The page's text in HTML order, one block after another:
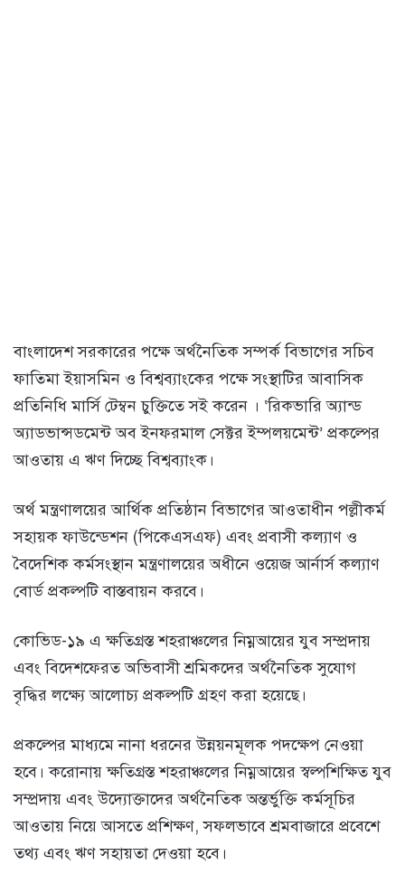
বাংলাদেশ সরকারের পক্ষে অর্থনৈতিক সম্পর্ক বিভাগের সচিব
ফাতিমা ইয়াসমিন ও বিশ্বব্যাংকের পক্ষে সংস্থাটির আবাসিক
প্রতিনিধি মার্সি টেম্বন চুক্তিতে সই করেন । ‘রিকভারি অ্যান্ড
অ্যাডভান্সডমেন্ট অব ইনফরমাল সেক্টর ইম্পলয়মেন্ট’ প্রকল্পের
আওতায় এ ঋণ দিচ্ছে বিশ্বব্যাংক।
অর্থ মন্ত্রণালয়ের আর্থিক প্রতিষ্ঠান বিভাগের আওতাধীন পল্লীকর্ম
সহায়ক ফাউন্ডেশন (পিকেএসএফ) এবং প্রবাসী কল্যাণ ও
বৈদেশিক কর্মসংস্থান মন্ত্রণালয়ের অধীনে ওয়েজ আর্নার্স কল্যাণ
বোর্ড প্রকল্পটি বাস্তবায়ন করবে।
কোভিড-১৯ এ ক্ষতিগ্রস্ত শহরাঞ্চলের নিম্নআয়ের যুব সম্প্রদায়
এবং বিদেশফেরত অভিবাসী শ্রমিকদের অর্থনৈতিক সুযোগ
বৃদ্ধির লক্ষ্যে আলোচ্য প্রকল্পটি গ্রহণ করা হয়েছে।
প্রকল্পের মাধ্যমে নানা ধরনের উন্নয়নমূলক পদক্ষেপ নেওয়া
হবে। করোনায় ক্ষতিগ্রস্ত শহরাঞ্চলের নিম্নআয়ের স্বল্পশিক্ষিত যুব
সম্প্রদায় এবং উদ্যোক্তাদের অর্থনৈতিক অন্তর্ভুক্তি কর্মসূচির
আওতায় নিয়ে আসতে প্রশিক্ষণ, সফলভাবে শ্রমবাজারে প্রবেশে
তথ্য এবং ঋণ সহায়তা দেওয়া হবে।